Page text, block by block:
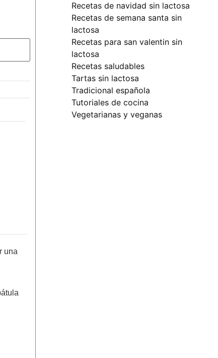
una
recetas de navidad sin lactosa
recetas de semana santa sin
lactosa
recetas para san valentin sin
lactosa
recetas saludables
tartas sin lactosa
tradicional española
tutoriales de cocina
vegetarianas y veganas